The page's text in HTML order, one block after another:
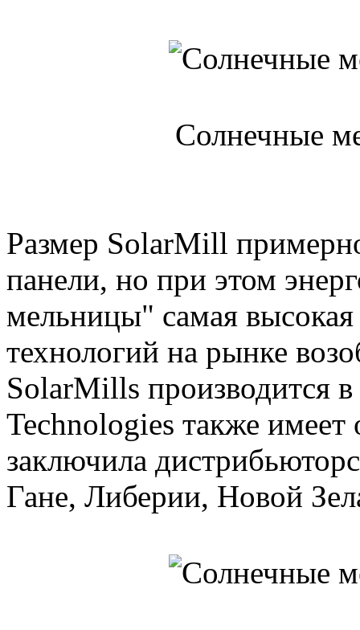
Солнечные
Размер SolarMill
панели, но при этом
мельницы" самая
технологий на рынке
SolarMills производится
Technologies также
заключила
Гане, Либерии, Новой